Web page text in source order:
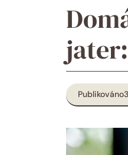
Publikováno